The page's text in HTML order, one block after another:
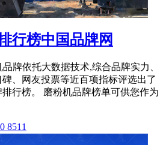
行榜中国品牌网
牌依托大数据技术,综合品牌实力、
、网友投票等近百项指标评选出了
排行榜。 磨粉机品牌榜单可供您作为
8511